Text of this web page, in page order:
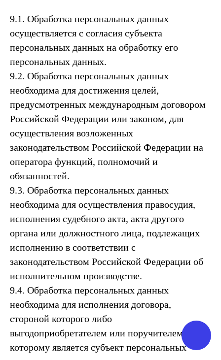
9.1. Обработка персональных данных
осуществляется с согласия субъекта
персональных данных на обработку его
персональных данных.
9.2. Обработка персональных данных
необходима для достижения целей,
предусмотренных международным договором
Российской Федерации или законом, для
осуществления возложенных
законодательством Российской Федерации на
оператора функций, полномочий и
обязанностей.
9.3. Обработка персональных данных
необходима для осуществления правосудия,
исполнения судебного акта, акта другого
органа или должностного лица, подлежащих
исполнению в соответствии с
законодательством Российской Федерации об
исполнительном производстве.
9.4. Обработка персональных данных
необходима для исполнения договора,
стороной которого либо
выгодоприобретателем или поручителем по
которому является субъект персональных
Вопросы и ответы
© 2022-2023 все права защищены
ИНН: 251110424315